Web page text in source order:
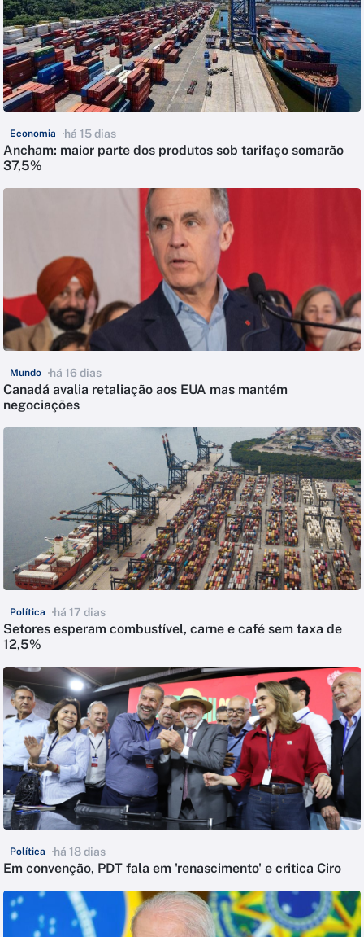
Economia há 15 dias
Ancham: maior parte dos produtos sob tarifaço somarão
37,5%
Mundo há 16 dias
Canadá avalia retaliação aos EUA mas mantém
negociações
Política há 17 dias
Setores esperam combustível, carne e café sem taxa de
12,5%
Política há 18 dias
Em convenção, PDT fala em 'renascimento' e critica Ciro